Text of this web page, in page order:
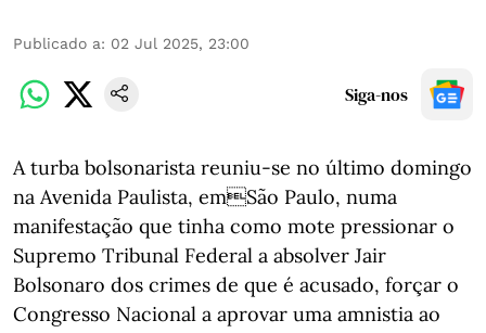
Publicado a: 02 Jul 2025, 23:00
Siga-nos
A turba bolsonarista reuniu-se no último domingo
na Avenida Paulista, emSão Paulo, numa
manifestação que tinha como mote pressionar o
Supremo Tribunal Federal a absolver Jair
Bolsonaro dos crimes de que é acusado, forçar o
Congresso Nacional a aprovar uma amnistia ao